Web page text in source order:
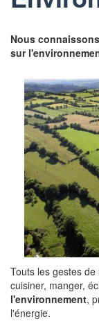
Nous
sur
Touts les gestes
cuisiner, manger,
l'environnement,
l'énergie.